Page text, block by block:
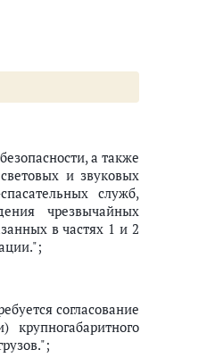
а также
и звуковых
служб,
чрезвычайных
в частях 1 и 2
согласование